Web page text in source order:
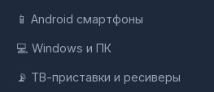
📱 Android смартфоны
💻 Windows и ПК
📡 ТВ-приставки и ресиверы